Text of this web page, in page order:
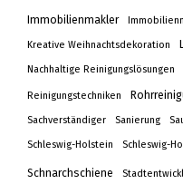
Immobilienmakler
Kreative Weihnachtsdekoration
Nachhaltige Reinigungslösungen
Reinigungstechniken
Sachverständiger Sanierung
Schleswig-Holstein Schleswig-
Schnarchschiene